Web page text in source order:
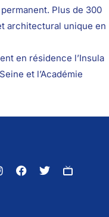
Plus de 300
architectural unique en
en résidence l’Insula
et l’Académie